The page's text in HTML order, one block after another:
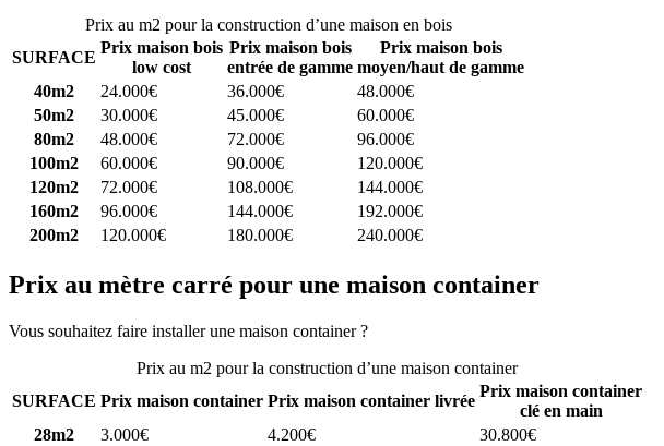
Prix au m2 pour la construction d’une maison en bois
SURFACE
Prix maison bois
low cost
Prix maison bois
entrée de gamme
Prix maison bois
moyen/haut de gamme
40m2
24.000€ 36.000€
48.000€
50m2
30.000€ 45.000€
60.000€
80m2
48.000€ 72.000€
96.000€
100m2
60.000€ 90.000€
120.000€
120m2
72.000€ 108.000€
144.000€
160m2
96.000€ 144.000€
192.000€
200m2
120.000€ 180.000€ 240.000€
Prix au mètre carré pour une maison container
Vous souhaitez faire installer une maison container ?
Prix au m2 pour la construction d’une maison container
SURFACE Prix maison container Prix maison container livrée
Prix maison container
clé en main
28m2
3.000€ 4.200€
30.800€